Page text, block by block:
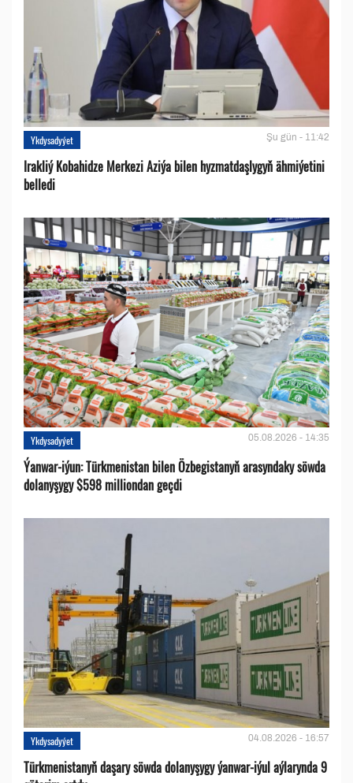
Ykdysadyýet Şu gün - 11:42
Irakliý Kobahidze Merkezi Aziýa bilen hyzmatdaşlygyň ähmiýetini
belledi
Ykdysadyýet 05.08.2026 - 14:35
Ýanwar-iýun: Türkmenistan bilen Özbegistanyň arasyndaky söwda
dolanyşygy $598 milliondan geçdi
Ykdysadyýet 04.08.2026 - 16:57
Türkmenistanyň daşary söwda dolanyşygy ýanwar-iýul aýlarynda 9